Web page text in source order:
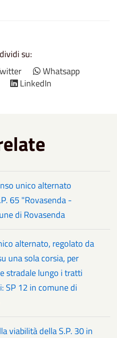
su:
Whatsapp
LinkedIn
unico alternato
65 "Rovasenda -
di Rovasenda
alternato, regolato da
una sola corsia, per
stradale lungo i tratti
SP 12 in comune di
viabilità della S.P. 30 in